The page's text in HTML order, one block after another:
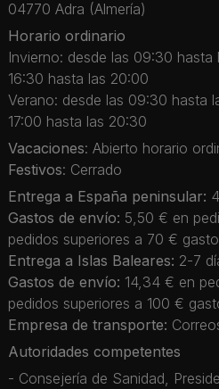
04770 Adra (Almería)
Horario ordinario
Invierno: desde las 09:30 hasta
16:30 hasta las 20:00
Verano: desde las 09:30 hasta
17:00 hasta las 20:30
Vacaciones: Abierto horario
Festivos: Cerrado
Entrega a España peninsular:
Gastos de envío: 5,50 € en
pedidos superiores a 70 €
Entrega a Islas Baleares: 2-7
Gastos de envío: 14,34 € en
pedidos superiores a 100 €
Empresa de transporte:
Autoridades competentes
- Consejería de Sanidad,